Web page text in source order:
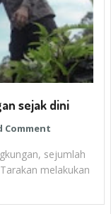
sejak dini
Comment
sejumlah
melakukan